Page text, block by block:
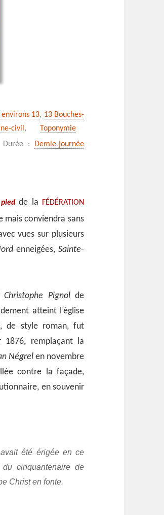
13, 13 Bouches-
, Toponymie
Durée :
Demie-journée
de la FÉDÉRATION
mais conviendra sans
vues sur plusieurs
enneigées, Sainte-
Christophe Pignolde
atteint l’église
, de style roman, fut
remplaçant la
Négrelen novembre
contre la façade,
en souvenir
été érigée en ce
cinquantenaire de
Christ en fonte.